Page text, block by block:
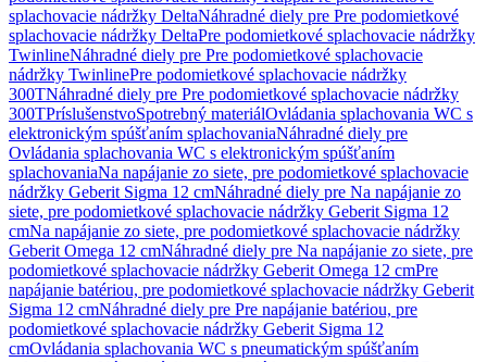
splachovacie nádržky DeltaNáhradné diely pre Pre podomietkové
splachovacie nádržky DeltaPre podomietkové splachovacie nádržky
TwinlineNáhradné diely pre Pre podomietkové splachovacie
nádržky TwinlinePre podomietkové splachovacie nádržky
300TNáhradné diely pre Pre podomietkové splachovacie nádržky
300TPríslušenstvoSpotrebný materiálOvládania splachovania WC s
elektronickým spúšťaním splachovaniaNáhradné diely pre
Ovládania splachovania WC s elektronickým spúšťaním
splachovaniaNa napájanie zo siete, pre podomietkové splachovacie
nádržky Geberit Sigma 12 cmNáhradné diely pre Na napájanie zo
siete, pre podomietkové splachovacie nádržky Geberit Sigma 12
cmNa napájanie zo siete, pre podomietkové splachovacie nádržky
Geberit Omega 12 cmNáhradné diely pre Na napájanie zo siete, pre
podomietkové splachovacie nádržky Geberit Omega 12 cmPre
napájanie batériou, pre podomietkové splachovacie nádržky Geberit
Sigma 12 cmNáhradné diely pre Pre napájanie batériou, pre
podomietkové splachovacie nádržky Geberit Sigma 12
cmOvládania splachovania WC s pneumatickým spúšťaním